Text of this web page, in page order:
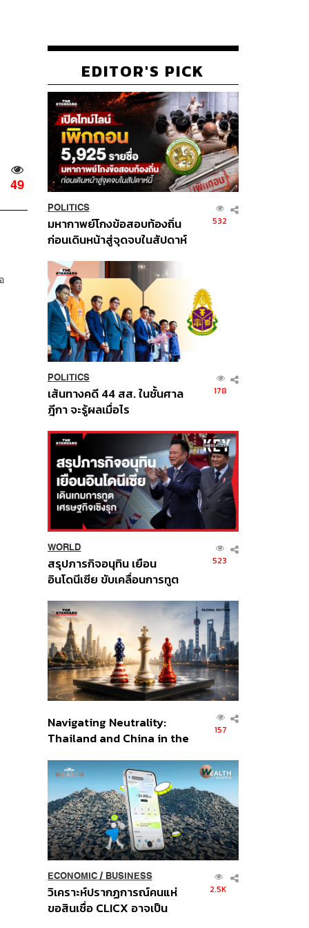
49
EDITOR'S PICK
POLITICS
มหากาพย์โกงข้อสอบท้องถิ่น
ก่อนเดินหน้าสู่จุดจบในสัปดาห์
532
POLITICS
เส้นทางคดี 44 สส. ในชั้นศาล
ฎีกา จะรู้ผลเมื่อไร
178
WORLD
สรุปภารกิจอนุทิน เยือน
อินโดนีเซีย ขับเคลื่อนการทูต
ส่วนยุทธศาสตร์ไทย –
อินโดนีเซีย
523
Navigating Neutrality:
Thailand and China in the
Order
157
ECONOMIC/ BUSINESS
วิเคราะห์ปรากฏการณ์คนแห่
ขอสินเชื่อ CLICX อาจเป็น
2.5K